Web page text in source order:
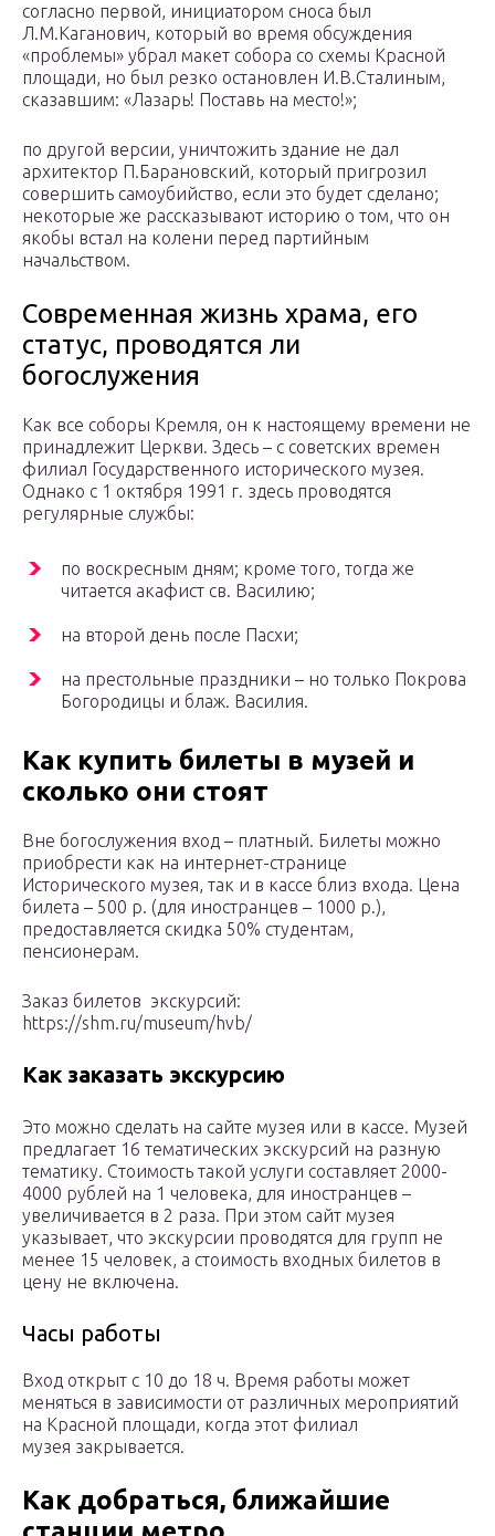
согласно первой, инициатором сноса был
Л.М.Каганович, который во время обсуждения
«проблемы» убрал макет собора со схемы Красной
площади, но был резко остановлен И.В.Сталиным,
сказавшим: «Лазарь! Поставь на место!»;
по другой версии, уничтожить здание не дал
архитектор П.Барановский, который пригрозил
совершить самоубийство, если это будет сделано;
некоторые же рассказывают историю о том, что он
якобы встал на колени перед партийным
начальством.
Современная жизнь храма, его
статус, проводятся ли
богослужения
Как все соборы Кремля, он к настоящему времени не
принадлежит Церкви. Здесь – с советских времен
филиал Государственного исторического музея.
Однако с 1 октября 1991 г. здесь проводятся
регулярные службы:
по воскресным дням; кроме того, тогда же
читается акафист св. Василию;
на второй день после Пасхи;
на престольные праздники – но только Покрова
Богородицы и блаж. Василия.
Как купить билеты в музей и
сколько они стоят
Вне богослужения вход – платный. Билеты можно
приобрести как на интернет-странице
Исторического музея, так и в кассе близ входа. Цена
билета – 500 р. (для иностранцев – 1000 р.),
предоставляется скидка 50% студентам,
пенсионерам.
Заказ билетов экскурсий:
https://shm.ru/museum/hvb/
Как заказать экскурсию
Это можно сделать на сайте музея или в кассе. Музей
предлагает 16 тематических экскурсий на разную
тематику. Стоимость такой услуги составляет 2000-
4000 рублей на 1 человека, для иностранцев –
увеличивается в 2 раза. При этом сайт музея
указывает, что экскурсии проводятся для групп не
менее 15 человек, а стоимость входных билетов в
цену не включена.
Часы работы
Вход открыт с 10 до 18 ч. Время работы может
меняться в зависимости от различных мероприятий
на Красной площади, когда этот филиал
музея закрывается.
Как добраться, ближайшие